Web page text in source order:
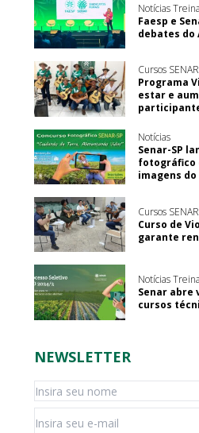
Notícias
Faesp e
debates do
Cursos
Programa
estar e
Notícias
Senar-SP
fotográfico
imagens
Cursos
Curso de
garante
Notícias
Senar abre
cursos
NEWSLETTER